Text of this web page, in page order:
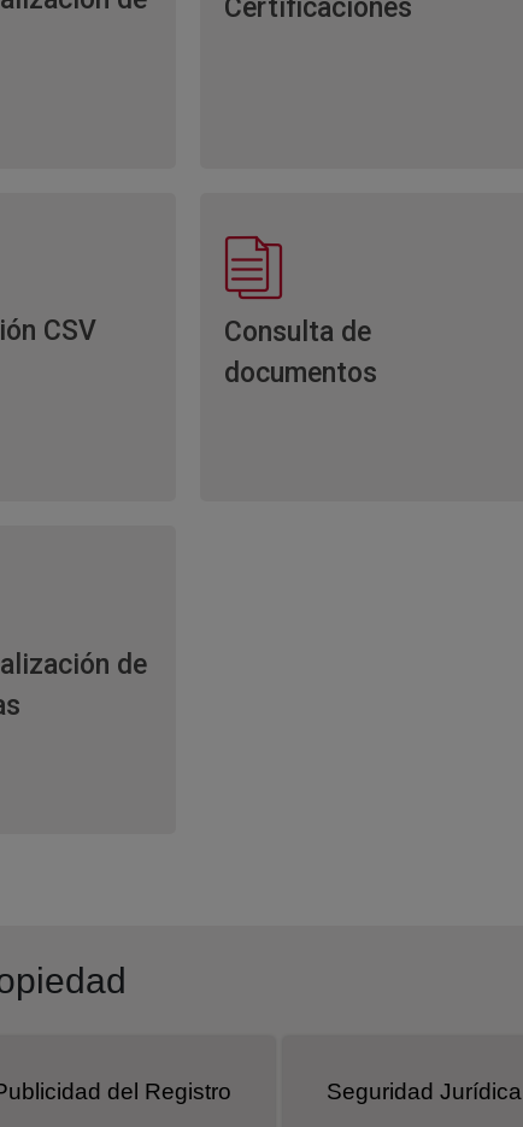
Certificaciones
CSV
Consulta de
documentos
de
del Registro Seguridad Jurídica